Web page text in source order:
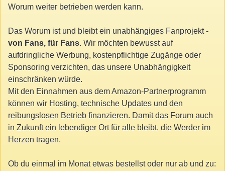
Worum weiter betrieben werden kann.
Das Worum ist und bleibt ein unabhängiges Fanprojekt -
von Fans, für Fans. Wir möchten bewusst auf
aufdringliche Werbung, kostenpflichtige Zugänge oder
Sponsoring verzichten, das unsere Unabhängigkeit
einschränken würde.
Mit den Einnahmen aus dem Amazon-Partnerprogramm
können wir Hosting, technische Updates und den
reibungslosen Betrieb finanzieren. Damit das Forum auch
in Zukunft ein lebendiger Ort für alle bleibt, die Werder im
Herzen tragen.
Ob du einmal im Monat etwas bestellst oder nur ab und zu: